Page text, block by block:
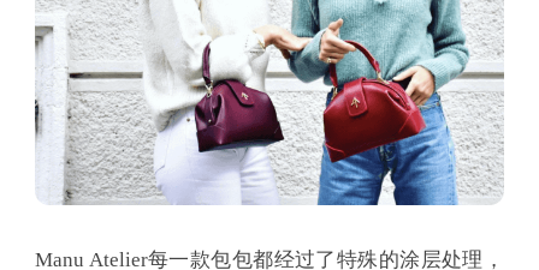
Manu Atelier每一款包包都经过了特殊的涂层处理，